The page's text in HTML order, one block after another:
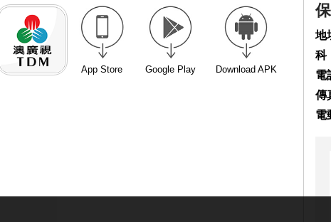
App Store Google Play Download APK
地
科
電
傳
電